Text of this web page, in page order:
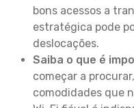
bons acessos a
estratégica pode
deslocações.
Saiba o que é
começar a
comodidades que